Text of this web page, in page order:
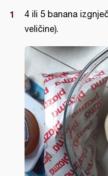
4 ili 5 banana
veličine).